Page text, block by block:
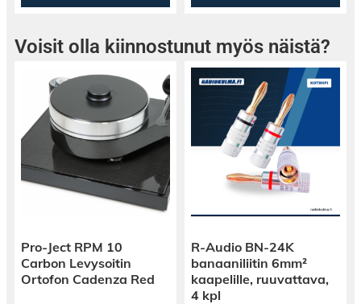
Voisit olla kiinnostunut myös näistä?
Pro-Ject RPM 10
Carbon Levysoitin
Ortofon Cadenza Red
R-Audio BN-24K
banaaniliitin 6mm²
kaapelille, ruuvattava,
4 kpl